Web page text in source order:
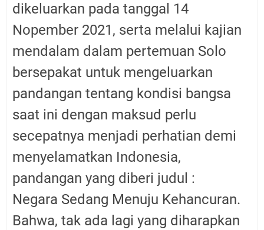
dikeluarkan pada tanggal 14
Nopember 2021, serta melalui kajian
mendalam dalam pertemuan Solo
bersepakat untuk mengeluarkan
pandangan tentang kondisi bangsa
saat ini dengan maksud perlu
secepatnya menjadi perhatian demi
menyelamatkan Indonesia,
pandangan yang diberi judul :
Negara Sedang Menuju Kehancuran.
Bahwa, tak ada lagi yang diharapkan